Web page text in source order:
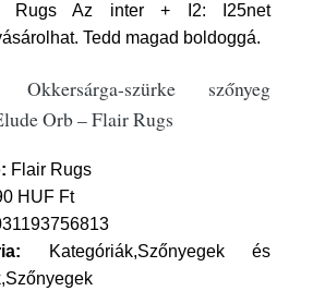
Rugs Az inter + I2: I25net
Tedd magad boldoggá.
Okkersárga-szürke szőnyeg
Orb – Flair Rugs
Flair Rugs
HUF Ft
Kategóriák,Szőnyegek és